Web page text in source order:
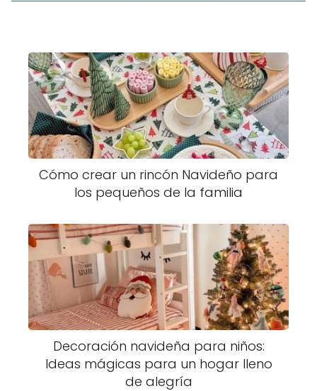
Cómo crear un rincón Navideño para
los pequeños de la familia
Decoración navideña para niños:
Ideas mágicas para un hogar lleno
de alegría